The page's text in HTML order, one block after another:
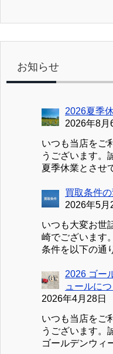
お知らせ
2026夏季
2026年8月
いつも当店をご
うございます。
夏季休業とさせ
①買取受付につ
（月）～２０２
り受付・査定を
定完了が遅延す
承ください。 ②
返信が８／１７
ます。 ③【処分
【処分用】お引
ですが、荷物の
る場合がござい
しますが、よろ
買取条件
2026年5月
いつも大変お世
崎でございます
条件を以下の通
品30点以上（変
の合計金額が
り受付させてい
りの買取金額が
送料実費を振込
だきますのでご
2026 ゴー
ュールに
2026年4月28日
いつも当店をご
うございます。
ゴールデンウィ